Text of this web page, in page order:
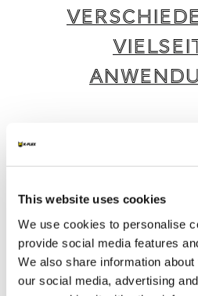
This website uses cookies
We use cookies to personalise
provide social media features
We also share information
our social media, advertising
K-FLEX bietet eine
und nachhaltiger
Branchen